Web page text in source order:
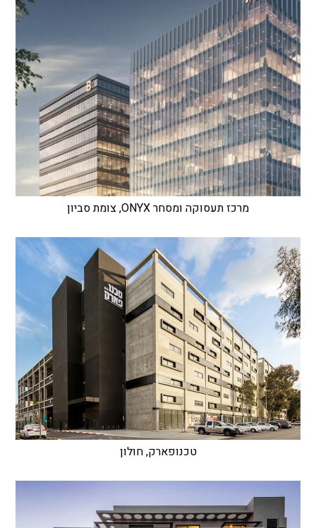
מרכז תעסוקה ומסחר ONYX, צומת סביון
טכנופארק, חולון